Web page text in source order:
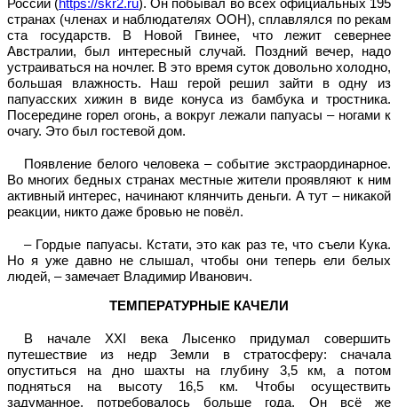
России (https://skr2.ru). Он побывал во всех официальных 195
странах (членах и наблюдателях ООН), сплавлялся по рекам
ста государств. В Новой Гвинее, что лежит севернее
Австралии, был интересный случай. Поздний вечер, надо
устраиваться на ночлег. В это время суток довольно холодно,
большая влажность. Наш герой решил зайти в одну из
папуасских хижин в виде конуса из бамбука и тростника.
Посередине горел огонь, а вокруг лежали папуасы – ногами к
очагу. Это был гостевой дом.
Появление белого человека – событие экстраординарное.
Во многих бедных странах местные жители проявляют к ним
активный интерес, начинают клянчить деньги. А тут – никакой
реакции, никто даже бровью не повёл.
– Гордые папуасы. Кстати, это как раз те, что съели Кука.
Но я уже давно не слышал, чтобы они теперь ели белых
людей, – замечает Владимир Иванович.
ТЕМПЕРАТУРНЫЕ КАЧЕЛИ
В начале XXI века Лысенко придумал совершить
путешествие из недр Земли в стратосферу: сначала
опуститься на дно шахты на глубину 3,5 км, а потом
подняться на высоту 16,5 км. Чтобы осуществить
задуманное, потребовалось больше года. Он всё же